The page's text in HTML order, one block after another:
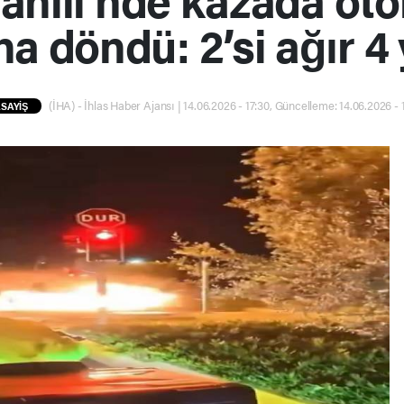
döndü: 2’si ağır 4
(İHA) - İhlas Haber Ajansı | 14.06.2026 - 17:30, Güncelleme: 14.06.2026 -